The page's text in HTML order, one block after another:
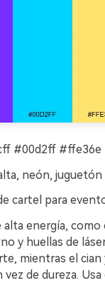
#00d2ff #ffe36e
neón, juguetón
cartel para
energía, como
y huellas de
mientras el cian
de dureza. Usa